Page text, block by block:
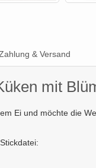
& Versand
mit
Ei und möchte die